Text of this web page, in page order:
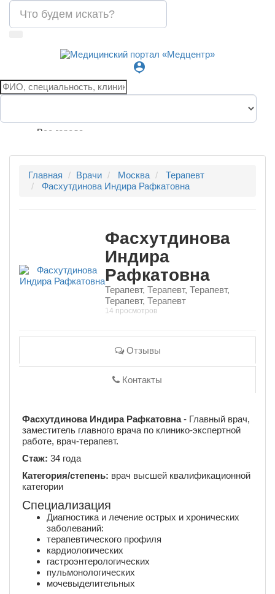
person_pin
Все города
Главная Врачи Москва
Терапевт
Фасхутдинова Индира Рафкатовна
Фасхутдинова
Индира
Рафкатовна
Терапевт, Терапевт, Терапевт,
Терапевт, Терапевт
14 просмотров
Отзывы
Контакты
Фасхутдинова Индира Рафкатовна- Главный врач,
заместитель главного врача по клинико-экспертной
работе, врач-терапевт.
Стаж: 34 года
Категория/степень: врач высшей квалификационной
категории
Специализация
Диагностика и лечение острых и хронических
заболеваний:
терапевтического профиля
кардиологических
гастроэнтерологических
пульмонологических
мочевыделительных